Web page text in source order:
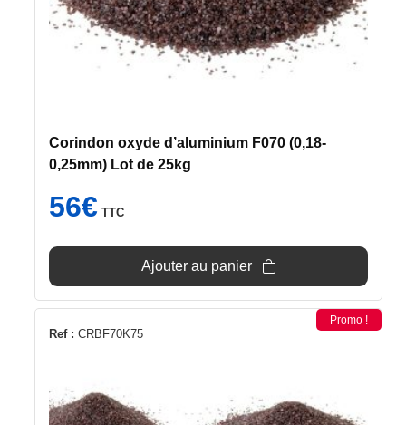
Corindon oxyde d’aluminium F070 (0,18-
0,25mm) Lot de 25kg
56€ TTC
Ajouter au panier
Ref : CRBF70K75
Promo !